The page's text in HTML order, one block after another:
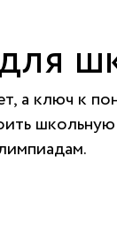
а ключ к